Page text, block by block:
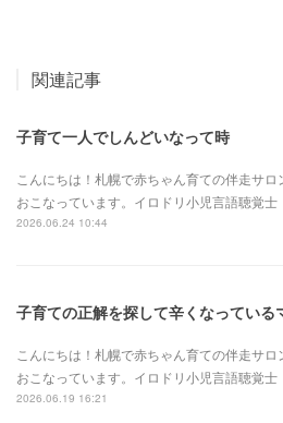
関連記事
子育て一人でしんどいなって時
こんにちは！札幌で赤ちゃん育ての伴走サ
おこなっています。イロドリ小児言語聴覚
2026.06.24 10:44
子育ての正解を探して辛くなっている
こんにちは！札幌で赤ちゃん育ての伴走サ
おこなっています。イロドリ小児言語聴覚
2026.06.19 16:21